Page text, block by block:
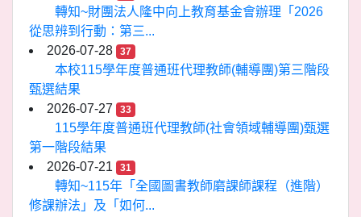
轉知~財團法人隆中向上教育基金會辦理「2026
從思辨到行動：第三...
2026-07-28
37
本校115學年度普通班代理教師(輔導團)第三階段
甄選結果
2026-07-27
33
115學年度普通班代理教師(社會領域輔導團)甄選
第一階段結果
2026-07-21
31
轉知~115年「全國圖書教師磨課師課程（進階）
修課辦法」及「如何...